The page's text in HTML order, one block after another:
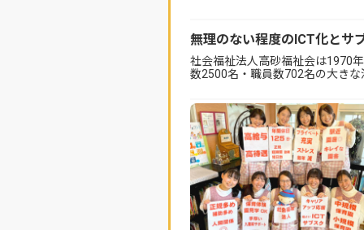
無理のない程度のICT化とサ
社会福祉法人高砂福祉会は1970
数2500名・職員数702名の大き